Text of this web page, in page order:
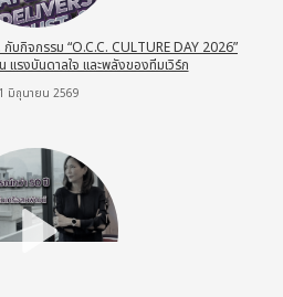
บกิจกรรม “O.C.C. CULTURE DAY 2026”
แรงบันดาลใจ และพลังของทีมเวิร์ก
มิถุนายน 2569